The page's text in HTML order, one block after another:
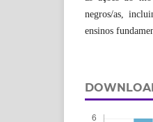
negros/as,
ensinos